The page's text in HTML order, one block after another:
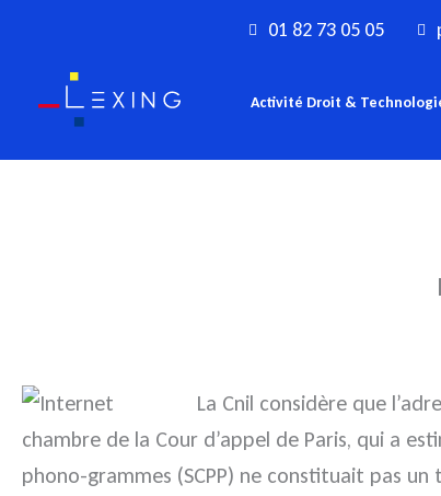
contenu
01 82 73 05 05
Activité Droit &
La Cnil considère que
chambre de la Cour d’appel de Paris, qui a
phono-grammes (SCPP) ne constituait pas